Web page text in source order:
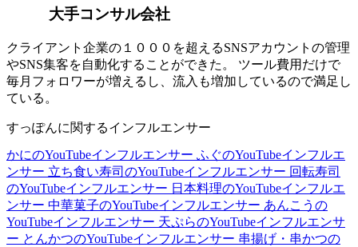
大手コンサル会社
クライアント企業の１０００を超えるSNSアカウントの管理
やSNS集客を自動化することができた。 ツール費用だけで
毎月フォロワーが増えるし、流入も増加しているので満足し
ている。
すっぽんに関するインフルエンサー
かにのYouTubeインフルエンサー ふぐのYouTubeインフルエ
ンサー 立ち食い寿司のYouTubeインフルエンサー 回転寿司
のYouTubeインフルエンサー 日本料理のYouTubeインフルエ
ンサー 中華菓子のYouTubeインフルエンサー あんこうの
YouTubeインフルエンサー 天ぷらのYouTubeインフルエンサ
ー とんかつのYouTubeインフルエンサー 串揚げ・串かつの